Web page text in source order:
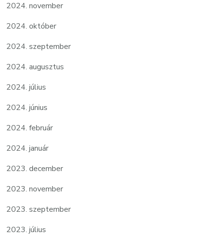
2024. november
2024. október
2024. szeptember
2024. augusztus
2024. július
2024. június
2024. február
2024. január
2023. december
2023. november
2023. szeptember
2023. július